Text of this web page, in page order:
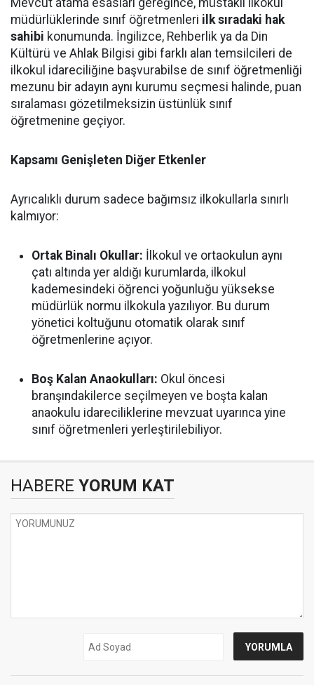
Mevcut atama esasları gereğince, müstakil ilkokul
müdürlüklerinde sınıf öğretmenleri ilk sıradaki hak
sahibi konumunda. İngilizce, Rehberlik ya da Din
Kültürü ve Ahlak Bilgisi gibi farklı alan temsilcileri de
ilkokul idareciliğine başvurabilse de sınıf öğretmenliği
mezunu bir adayın aynı kurumu seçmesi halinde, puan
sıralaması gözetilmeksizin üstünlük sınıf
öğretmenine geçiyor.
Kapsamı Genişleten Diğer Etkenler
Ayrıcalıklı durum sadece bağımsız ilkokullarla sınırlı
kalmıyor:
Ortak Binalı Okullar: İlkokul ve ortaokulun aynı
çatı altında yer aldığı kurumlarda, ilkokul
kademesindeki öğrenci yoğunluğu yüksekse
müdürlük normu ilkokula yazılıyor. Bu durum
yönetici koltuğunu otomatik olarak sınıf
öğretmenlerine açıyor.
Boş Kalan Anaokulları: Okul öncesi
branşındakilerce seçilmeyen ve boşta kalan
anaokulu idareciliklerine mevzuat uyarınca yine
sınıf öğretmenleri yerleştirilebiliyor.
HABERE YORUM KAT